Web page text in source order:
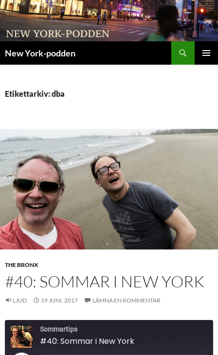
New York-podden
Etikettarkiv: dba
THE BRONX
#40: SOMMAR I NEW YORK
LJUD 19 JUNI, 2017 LÄMNA EN KOMMENTAR
Sommartips
#40: Sommar i New York